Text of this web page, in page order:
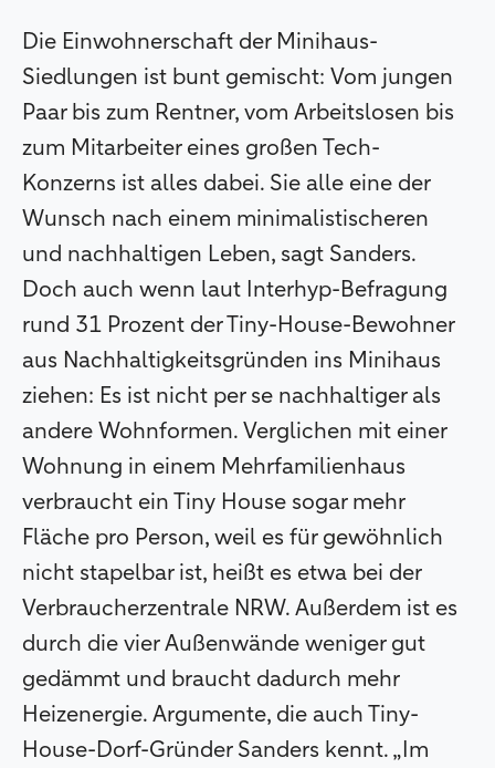
Die Einwohnerschaft der Minihaus-
Siedlungen ist bunt gemischt: Vom jungen
Paar bis zum Rentner, vom Arbeitslosen bis
zum Mitarbeiter eines großen Tech-
Konzerns ist alles dabei. Sie alle eine der
Wunsch nach einem minimalistischeren
und nachhaltigen Leben, sagt Sanders.
Doch auch wenn laut Interhyp-Befragung
rund 31 Prozent der Tiny-House-Bewohner
aus Nachhaltigkeitsgründen ins Minihaus
ziehen: Es ist nicht per se nachhaltiger als
andere Wohnformen. Verglichen mit einer
Wohnung in einem Mehrfamilienhaus
verbraucht ein Tiny House sogar mehr
Fläche pro Person, weil es für gewöhnlich
nicht stapelbar ist, heißt es etwa bei der
Verbraucherzentrale NRW. Außerdem ist es
durch die vier Außenwände weniger gut
gedämmt und braucht dadurch mehr
Heizenergie. Argumente, die auch Tiny-
House-Dorf-Gründer Sanders kennt. „Im